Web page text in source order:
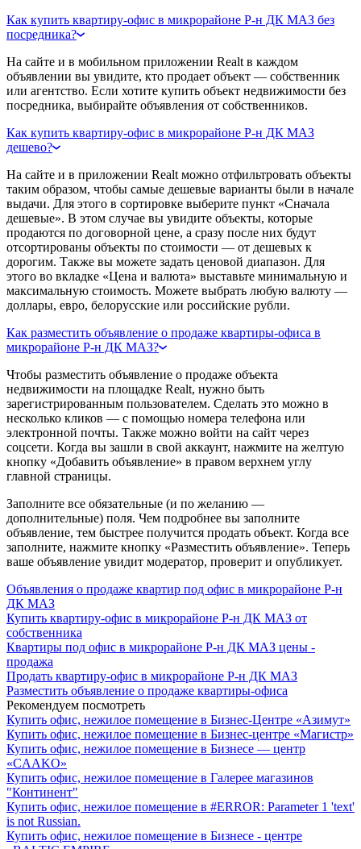
Как купить квартиру-офис в микрорайоне Р-н ДК МАЗ без
посредника?
На сайте и в мобильном приложении Realt в каждом
объявлении вы увидите, кто продает объект — собственник
или агентство. Если хотите купить объект недвижимости без
посредника, выбирайте объявления от собственников.
Как купить квартиру-офис в микрорайоне Р-н ДК МАЗ
дешево?
На сайте и в приложении Realt можно отфильтровать объекты
таким образом, чтобы самые дешевые варианты были в начале
выдачи. Для этого в сортировке выберите пункт «Сначала
дешевые». В этом случае вы увидите объекты, которые
продаются по договорной цене, а сразу после них будут
отсортированы объекты по стоимости — от дешевых к
дорогим. Также вы можете задать ценовой диапазон. Для
этого во вкладке «Цена и валюта» выставьте минимальную и
максимальную стоимость. Можете выбрать любую валюту —
доллары, евро, белорусские или российские рубли.
Как разместить объявление о продаже квартиры-офиса в
микрорайоне Р-н ДК МАЗ?
Чтобы разместить объявление о продаже объекта
недвижимости на площадке Realt, нужно быть
зарегистрированным пользователем. Сделать это можно в
несколько кликов — с помощью номера телефона или
электронной почты. Также можно войти на сайт через
соцсети. Когда вы зашли в свой аккаунт, нажмите на желтую
кнопку «Добавить объявление» в правом верхнем углу
главной страницы.
Заполните все обязательные (и по желанию —
дополнительные) поля. Чем подробнее вы заполните
объявление, тем быстрее получится продать объект. Когда все
заполните, нажмите кнопку «Разместить объявление». Теперь
ваше объявление увидит модератор, проверит и опубликует.
Объявления о продаже квартир под офис в микрорайоне Р-н
ДК МАЗ
Купить квартиру-офис в микрорайоне Р-н ДК МАЗ от
собственника
Квартиры под офис в микрорайоне Р-н ДК МАЗ цены -
продажа
Продать квартиру-офис в микрорайоне Р-н ДК МАЗ
Разместить объявление о продаже квартиры-офиса
Рекомендуем посмотреть
Купить офис, нежилое помещение в Бизнес-Центре «Азимут»
Купить офис, нежилое помещение в Бизнес-центре «Магистр»
Купить офис, нежилое помещение в Бизнесе — центр
«CAAKO»
Купить офис, нежилое помещение в Галерее магазинов
"Континент"
Купить офис, нежилое помещение в #ERROR: Parameter 1 'text'
is not Russian.
Купить офис, нежилое помещение в Бизнесе - центре